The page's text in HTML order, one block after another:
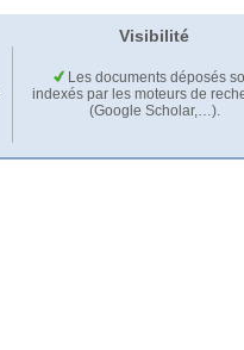
Visibilité
Les documents déposés
indexés par les moteurs de
(Google Scholar,…).